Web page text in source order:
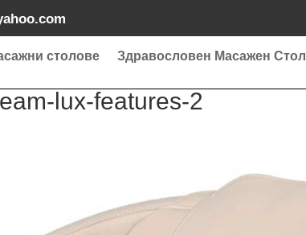
столове Здравословен Масажен Стол
lux-features-2